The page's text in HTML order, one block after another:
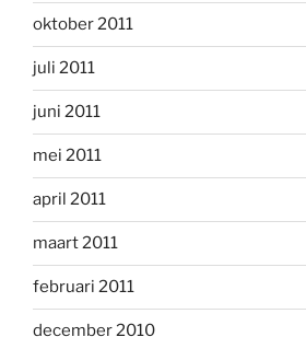
oktober 2011
juli 2011
juni 2011
mei 2011
april 2011
maart 2011
februari 2011
december 2010